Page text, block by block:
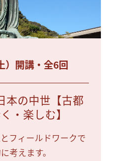
）開講・全6回
本の中世【古都
・楽しむ】
フィールドワークで
考えます。